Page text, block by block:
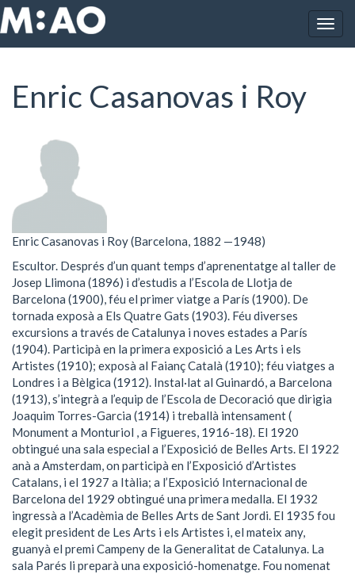
Vés al contingut
Inici Enric Casanovas i Roy
Enric Casanovas i Roy
Enric Casanovas i Roy (Barcelona, 1882 —1948)
Escultor. Després d’un quant temps d’aprenentatge al taller de
Josep Llimona (1896) i d’estudis a l’Escola de Llotja de
Barcelona (1900), féu el primer viatge a París (1900). De
tornada exposà a Els Quatre Gats (1903). Féu diverses
excursions a través de Catalunya i noves estades a París
(1904). Participà en la primera exposició a Les Arts i els
Artistes (1910); exposà al Faianç Català (1910); féu viatges a
Londres i a Bèlgica (1912). Instal·lat al Guinardó, a Barcelona
(1913), s’integrà a l’equip de l’Escola de Decoració que dirigia
Joaquim Torres-Garcia (1914) i treballà intensament (
Monument a Monturiol , a Figueres, 1916-18). El 1920
obtingué una sala especial a l’Exposició de Belles Arts. El 1922
anà a Amsterdam, on participà en l’Exposició d’Artistes
Catalans, i el 1927 a Itàlia; a l’Exposició Internacional de
Barcelona del 1929 obtingué una primera medalla. El 1932
ingressà a l’Acadèmia de Belles Arts de Sant Jordi. El 1935 fou
elegit president de Les Arts i els Artistes i, el mateix any,
guanyà el premi Campeny de la Generalitat de Catalunya. La
sala Parés li preparà una exposició-homenatge. Fou nomenat